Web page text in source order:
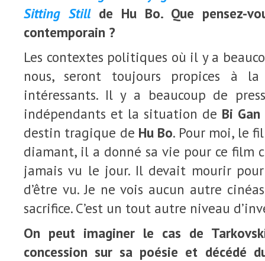
Sitting Stillde Hu Bo. Que pensez-
contemporain ?
Les contextes politiques où il y a
nous, seront toujours propices à
intéressants. Il y a beaucoup de
indépendants et la situation de Bi Gan
destin tragique de Hu Bo. Pour moi, le
diamant, il a donné sa vie pour ce film
jamais vu le jour. Il devait mourir
d’être vu. Je ne vois aucun autre
sacrifice. C’est un tout autre niveau
On peut imaginer le cas de
concession sur sa poésie et décédé